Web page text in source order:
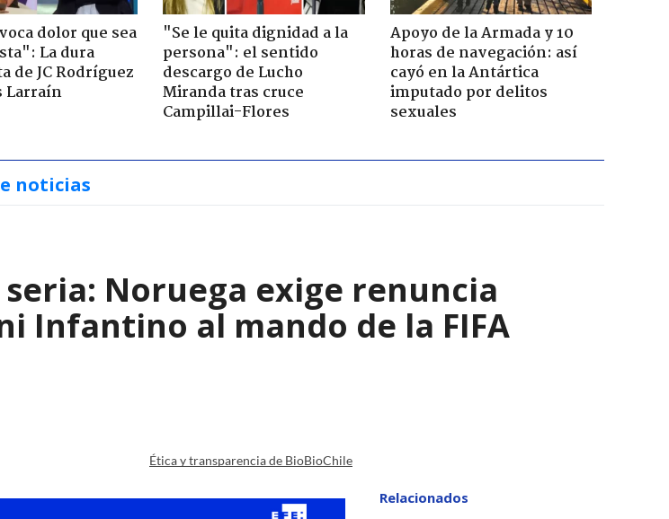
dolor que sea
La dura
de JC Rodríguez
Larraín
"Se le quita dignidad a la
persona": el sentido
descargo de Lucho
Miranda tras cruce
Campillai-Flores
Apoyo de la Armada y 10
horas de navegación: así
cayó en la Antártica
imputado por delitos
sexuales
noticias
seria: Noruega exige renuncia
Infantino al mando de la FIFA
Ética y transparencia de BioBioChile
Relacionados